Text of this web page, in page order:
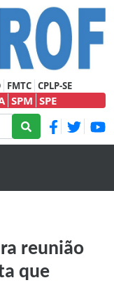
FMTC CPLP-SE
SPM SPE
reunião
que